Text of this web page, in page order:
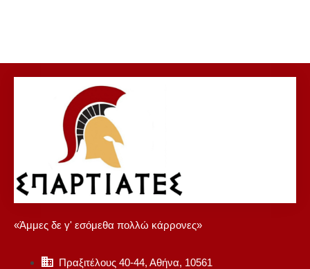
«Άμμες δε γ' εσόμεθα πολλώ κάρρονες»
Πραξιτέλους 40-44, Αθήνα, 10561